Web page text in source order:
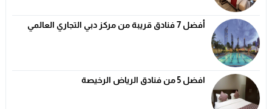
أفضل 7 فنادق قريبة من مركز دبي التجاري العالمي
افضل 5 من فنادق الرياض الرخيصة